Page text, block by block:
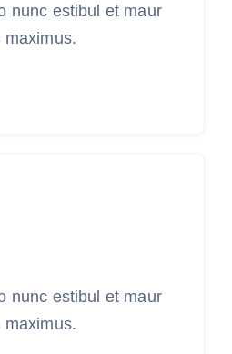
nunc estibul et maur
nunc estibul et maur